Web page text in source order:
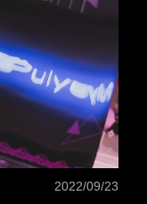
2022/09/23